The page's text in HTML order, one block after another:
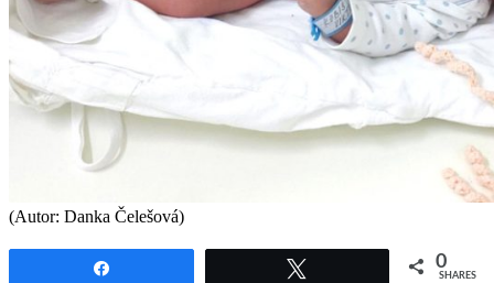
(Autor: Danka Čelešová)
0
SHARES